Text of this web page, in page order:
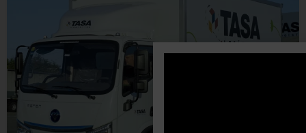
Inclusión social
Cuidado del medio ambiente
Ver más